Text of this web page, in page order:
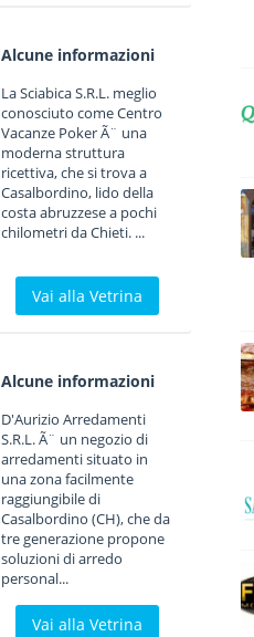
Alcune informazioni
La Sciabica S.R.L. meglio
conosciuto come Centro
Vacanze Poker Ã¨ una
moderna struttura
ricettiva, che si trova a
Casalbordino, lido della
costa abruzzese a pochi
chilometri da Chieti. ...
Vai alla Vetrina
Alcune informazioni
D'Aurizio Arredamenti
S.R.L. Ã¨ un negozio di
arredamenti situato in
una zona facilmente
raggiungibile di
Casalbordino (CH), che da
tre generazione propone
soluzioni di arredo
personal...
Vai alla Vetrina